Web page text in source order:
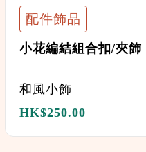
配件飾品
小花編結組合扣/夾飾
和風小飾
HK$250.00